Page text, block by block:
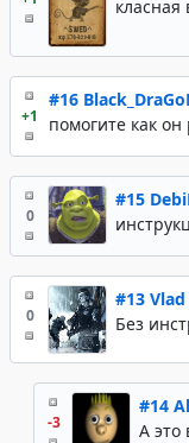
+1
#16
помогите как он
0
#15
0
#13 Vlad
Без
-3
#14
А